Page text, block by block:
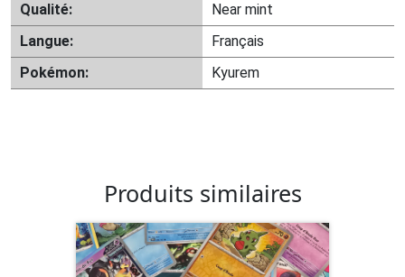
Qualité:
Near mint
Langue:
Français
Pokémon:
Kyurem
Produits similaires